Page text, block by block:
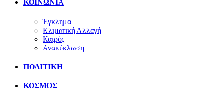
ΚΟΙΝΩΝΙΑ
Έγκλημα
Κλιματική Αλλαγή
Καιρός
Ανακύκλωση
ΠΟΛΙΤΙΚΗ
ΚΟΣΜΟΣ